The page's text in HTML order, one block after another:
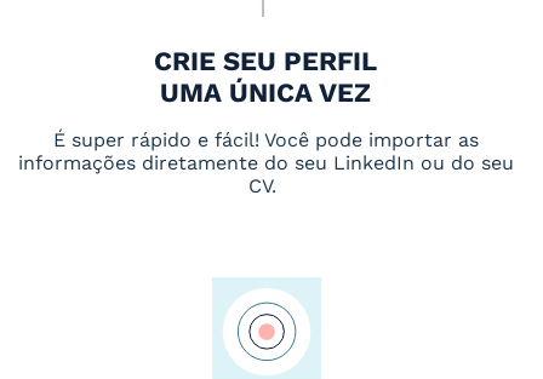
CRIE SEU PERFIL
UMA ÚNICA VEZ
É super rápido e fácil! Você pode importar as
informações diretamente do seu LinkedIn ou do seu
CV.